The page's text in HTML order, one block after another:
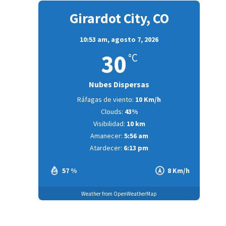
Girardot City, CO
10:53 am, agosto 7, 2026
30 °C
Nubes Dispersas
57 % 8 Km/h
Ráfagas de viento: 10 Km/h
Clouds: 43%
Visibilidad: 10 km
Amanecer: 5:56 am
Atardecer: 6:13 pm
Weather from OpenWeatherMap